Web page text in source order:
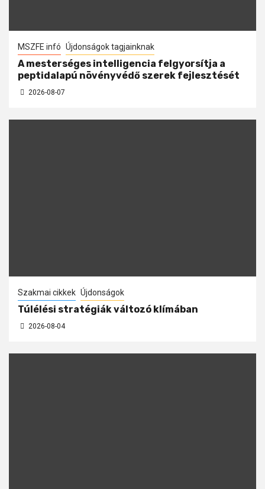
MSZFE infó Újdonságok tagjainknak
A mesterséges intelligencia felgyorsítja a
peptidalapú növényvédő szerek fejlesztését
2026-08-07
Szakmai cikkek Újdonságok
Túlélési stratégiák változó klímában
2026-08-04